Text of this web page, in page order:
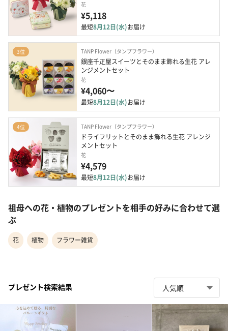
花
¥5,118
最短8月12日(水)お届け
3位 TANP Flower（タンプフラワー）
銀座千疋屋スイーツとそのまま飾れる生花 アレ
ンジメントセット
花
¥4,060〜
最短8月12日(水)お届け
4位 TANP Flower（タンプフラワー）
ドライフリットとそのまま飾れる生花 アレンジ
メントセット
花
¥4,579
最短8月12日(水)お届け
祖母への花・植物のプレゼントを相手の好みに合わせて選
ぶ
花 植物 フラワー雑貨
プレゼント検索結果